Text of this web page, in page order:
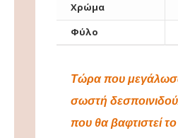
Χρώμα
Φύλο
Τώρα που
σωστή
που θα βαφτιστεί